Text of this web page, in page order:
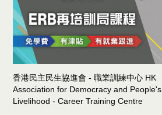
香港民主民生協進會 - 職業訓練中心 HK
Association for Democracy and People's
Livelihood - Career Training Centre